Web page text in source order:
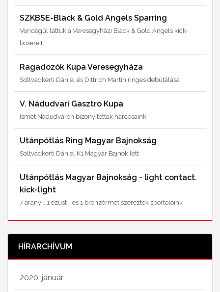
SZKBSE-Black & Gold Angels Sparring
Vendégül láttuk a Veresegyházi Black & Gold Angels kick-
boxereit
Ragadozók Kupa Veresegyháza
Soltvadkerti Dániel és Dittrich Martin ringes debütálása
V. Nádudvari Gasztro Kupa
Ismét Nádudvaron bizonyítottak harcosaink
Utánpótlás Ring Magyar Bajnokság
Soltvadkerti Dániel K1 Magyar Bajnok lett
Utánpótlás Magyar Bajnokság - light contact.
kick-light
7 arany-, 1 ezüst-, és 1 bronzérmet szereztek sportolóink
HÍRARCHÍVUM
2020. január